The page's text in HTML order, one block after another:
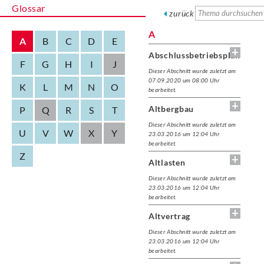
Glossar
A B C D E
F G H I J
K L M N O
P Q R S T
U V W X Y
Z
zurück
A
Abschlussbetriebsplan
Dieser Abschnitt wurde zuletzt am
07.09.2020 um 08:00 Uhr
bearbeitet.
Altbergbau
Dieser Abschnitt wurde zuletzt am
23.03.2016 um 12:04 Uhr
bearbeitet.
Altlasten
Dieser Abschnitt wurde zuletzt am
23.03.2016 um 12:04 Uhr
bearbeitet.
Altvertrag
Dieser Abschnitt wurde zuletzt am
23.03.2016 um 12:04 Uhr
bearbeitet.